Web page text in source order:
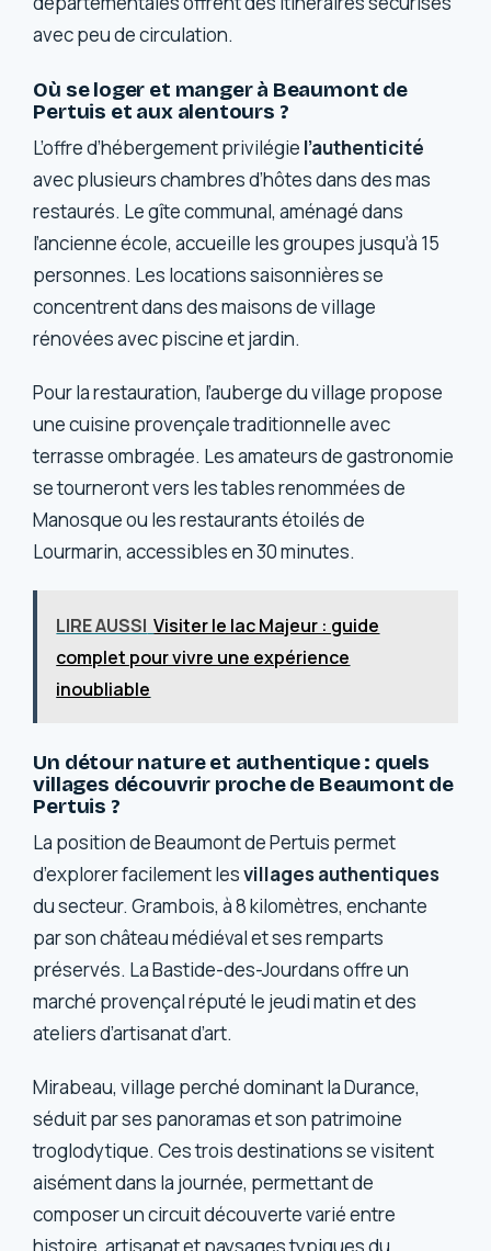
avec peu de circulation.
Où se loger et manger à Beaumont de
Pertuis et aux alentours ?
L’offre d’hébergement privilégie l’authenticité
avec plusieurs chambres d’hôtes dans des mas
restaurés. Le gîte communal, aménagé dans
l’ancienne école, accueille les groupes jusqu’à 15
personnes. Les locations saisonnières se
concentrent dans des maisons de village
rénovées avec piscine et jardin.
Pour la restauration, l’auberge du village propose
une cuisine provençale traditionnelle avec
terrasse ombragée. Les amateurs de gastronomie
se tourneront vers les tables renommées de
Manosque ou les restaurants étoilés de
Lourmarin, accessibles en 30 minutes.
LIRE AUSSI Visiter le lac Majeur : guide
complet pour vivre une expérience
inoubliable
Un détour nature et authentique : quels
villages découvrir proche de Beaumont de
Pertuis ?
La position de Beaumont de Pertuis permet
d’explorer facilement lesvillages authentiques
du secteur. Grambois, à 8 kilomètres, enchante
par son château médiéval et ses remparts
préservés. La Bastide-des-Jourdans offre un
marché provençal réputé le jeudi matin et des
ateliers d’artisanat d’art.
Mirabeau, village perché dominant la Durance,
séduit par ses panoramas et son patrimoine
troglodytique. Ces trois destinations se visitent
aisément dans la journée, permettant de
composer un circuit découverte varié entre